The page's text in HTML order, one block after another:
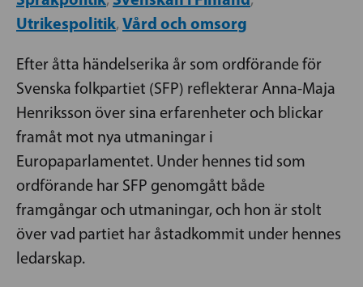
Utrikespolitik, Vård och omsorg
Efter åtta händelserika år som ordförande för
Svenska folkpartiet (SFP) reflekterar Anna-Maja
Henriksson över sina erfarenheter och blickar
framåt mot nya utmaningar i
Europaparlamentet. Under hennes tid som
ordförande har SFP genomgått både
framgångar och utmaningar, och hon är stolt
över vad partiet har åstadkommit under hennes
ledarskap.